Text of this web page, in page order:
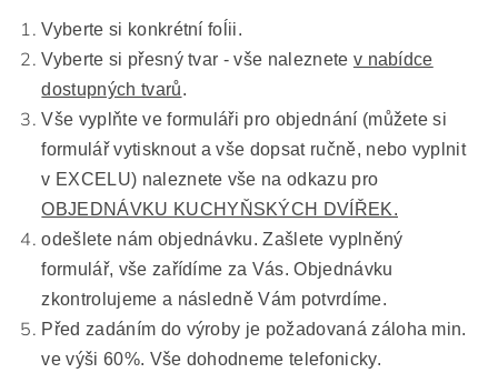
Vyberte si konkrétní foĺii.
Vyberte si přesný tvar - vše naleznete v nabídce
dostupných tvarů.
Vše vyplňte ve formuláři pro objednání (můžete si
formulář vytisknout a vše dopsat ručně, nebo vyplnit
v EXCELU) naleznete vše na odkazu pro
OBJEDNÁVKU KUCHYŇSKÝCH DVÍŘEK.
odešlete nám objednávku. Zašlete vyplněný
formulář, vše zařídíme za Vás. Objednávku
zkontrolujeme a následně Vám potvrdíme.
Před zadáním do výroby je požadovaná záloha min.
ve výši 60%. Vše dohodneme telefonicky.